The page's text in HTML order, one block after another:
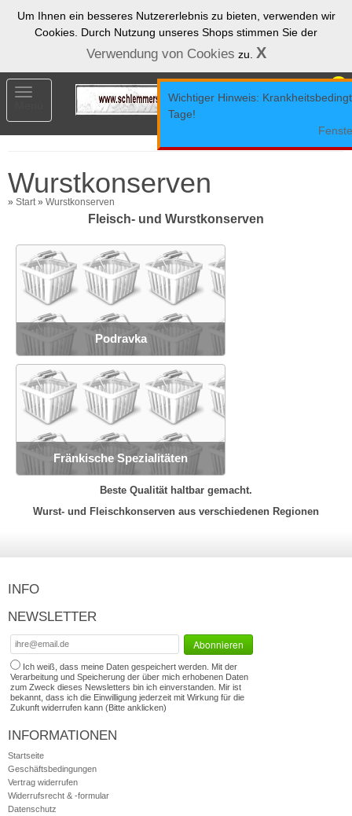
Um Ihnen ein besseres Nutzererlebnis zu bieten, verwenden wir
Cookies. Durch Nutzung unseres Shops stimmen Sie der
Verwendung von Cookies zu. X
Wichtiger Hinweis:
Tage!
0
Toggle
navigation
Wurstkonserven
» Start» Wurstkonserven
Fleisch- und Wurstkonserven
Podravka
Fränkische Spezialitäten
Beste Qualität haltbar gemacht.
Wurst- und Fleischkonserven aus verschiedenen Regionen
INFO
NEWSLETTER
Ich weiß, dass meine Daten gespeichert werden. Mit der
Verarbeitung und Speicherung der über mich erhobenen Daten
zum Zweck dieses Newsletters bin ich einverstanden. Mir ist
bekannt, dass ich die Einwilligung jederzeit mit Wirkung für die
Zukunft widerrufen kann (Bitte anklicken)
INFORMATIONEN
Startseite
Geschäftsbedingungen
Vertrag widerrufen
Widerrufsrecht & -formular
Datenschutz